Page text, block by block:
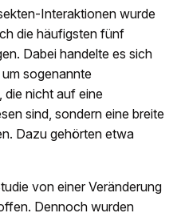
Interaktionen wurde
die häufigsten fünf
Dabei handelte es sich
sogenannte
die nicht auf eine
sind, sondern eine breite
Dazu gehörten etwa
von einer Veränderung
Dennoch wurden